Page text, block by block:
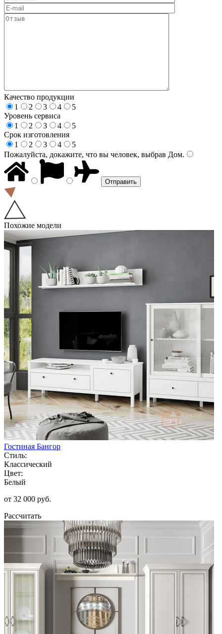
Качество продукции
1
2 3 4
5
Уровень сервиса
1
2 3 4
5
Срок изготовления
1
2 3 4
5
Пожалуйста, докажите, что вы человек, выбрав Дом.
Похожие модели
Гостиная Бангор
Стиль:
Классический
Цвет:
Белый
от 32 000 руб.
Рассчитать